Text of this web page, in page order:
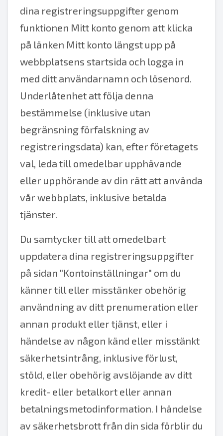
dina registreringsuppgifter genom
funktionen Mitt konto genom att klicka
på länken Mitt konto längst upp på
webbplatsens startsida och logga in
med ditt användarnamn och lösenord.
Underlåtenhet att följa denna
bestämmelse (inklusive utan
begränsning förfalskning av
registreringsdata) kan, efter företagets
val, leda till omedelbar upphävande
eller upphörande av din rätt att använda
vår webbplats, inklusive betalda
tjänster.
Du samtycker till att omedelbart
uppdatera dina registreringsuppgifter
på sidan "Kontoinställningar" om du
känner till eller misstänker obehörig
användning av ditt prenumeration eller
annan produkt eller tjänst, eller i
händelse av någon känd eller misstänkt
säkerhetsintrång, inklusive förlust,
stöld, eller obehörig avslöjande av ditt
kredit- eller betalkort eller annan
betalningsmetodinformation. I händelse
av säkerhetsbrott från din sida förblir du